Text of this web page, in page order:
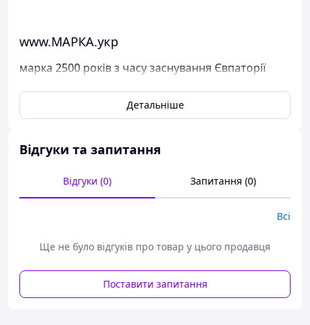
www.МАРКА.укр
марка 2500 років з часу заснування Євпаторії
Поштові марки України
Марка була випущена в обіг 20 серпня 2003 р.
Виставлені на продаж марки України чисті, у
Перед відправкою ми надійно упаковуємо марки у
щільний картон, щоб унеможливити пошкодження при
Варіанти оплати:
- Пром-оплата,
- Післяплата Нової Пошти;
- На картку банка;
Детальніше
Відгуки та запитання
Відгуки (0) Запитання (0)
Всі
Ще не було відгуків про товар у цього продавця
Поставити запитання